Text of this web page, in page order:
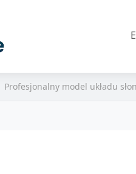
Profesjonalny model układu